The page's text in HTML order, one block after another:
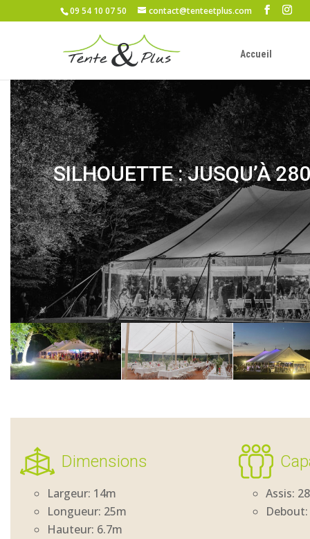
09 54 10 07 50 contact@tenteetplus.com
Accueil
SILHOUETTE : JUSQU’À
Dimensions
Largeur: 14m
Longueur: 25m
Hauteur: 6.7m
Assis: